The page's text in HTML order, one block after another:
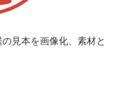
見本を画像化、素材と